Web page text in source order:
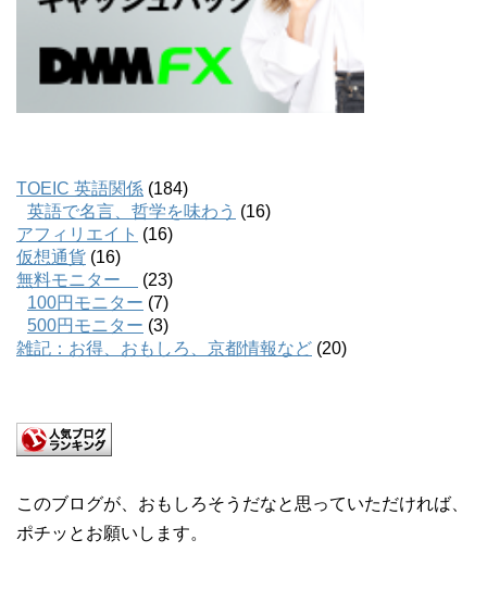
TOEIC 英語関係 (184)
英語で名言、哲学を味わう (16)
アフィリエイト (16)
仮想通貨 (16)
無料モニター
(23)
100円モニター (7)
500円モニター (3)
雑記：お得、おもしろ、京都情報など (20)
このブログが、おもしろそうだなと思っていただければ、
ポチッとお願いします。